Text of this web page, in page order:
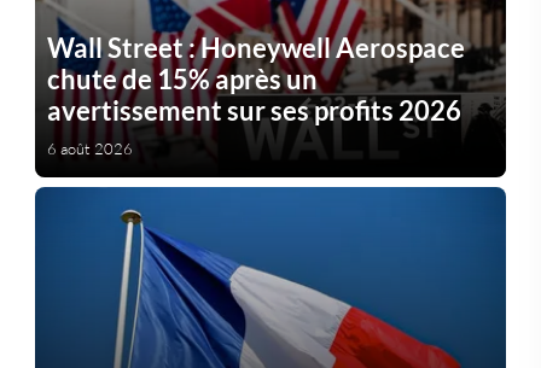
Wall Street : Honeywell Aerospace
chute de 15% après un
avertissement sur ses profits 2026
6 août 2026